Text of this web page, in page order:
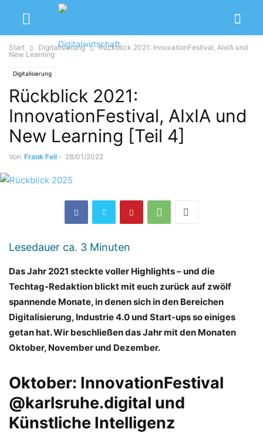
Start Digitalisierung
Rückblick 2021: InnovationFestival, AIxIA und
New Learning
Digitalisierung
Rückblick 2021:
InnovationFestival, AIxIA und
New Learning [Teil 4]
Von Frank Feil - 28/01/2022
Lesedauer ca. 3 Minuten
Das Jahr 2021 steckte voller Highlights – und die
Techtag-Redaktion blickt mit euch zurück auf zwölf
spannende Monate, in denen sich in den Bereichen
Digitalisierung, Industrie 4.0 und Start-ups so einiges
getan hat. Wir beschließen das Jahr mit den Monaten
Oktober, November und Dezember.
Oktober: InnovationFestival
@karlsruhe.digital und
Künstliche Intelligenz